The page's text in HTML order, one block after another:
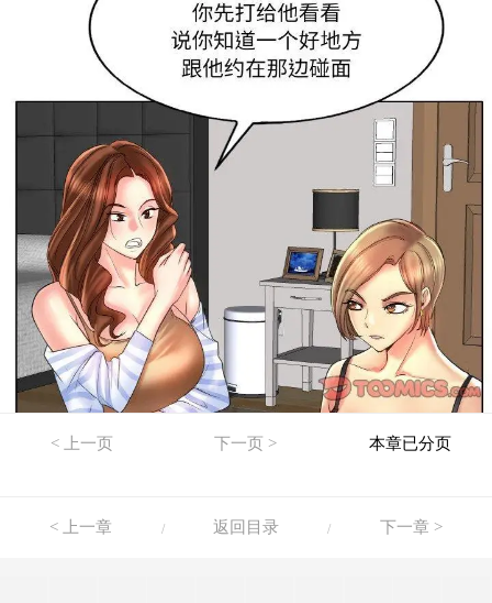
< 上一页 下一页 > 本章已分页
< 上一章 / 返回目录 / 下一章 >